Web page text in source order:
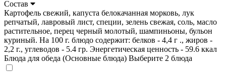
Состав
Картофель свежий, капуста белокачанная морковь, лук
репчатый, лавровый лист, специи, зелень свежая, соль, масло
растительное, перец черный молотый, шампиньоны, бульон
куриный. На 100 г. блюдо содержит: белков - 4,4 г ., жиров -
2,2 г., углеводов - 5.4 гр. Энергетическая ценность - 59.6 ккал
Блюда для обеда (Основные блюда) Выберите 2 блюда